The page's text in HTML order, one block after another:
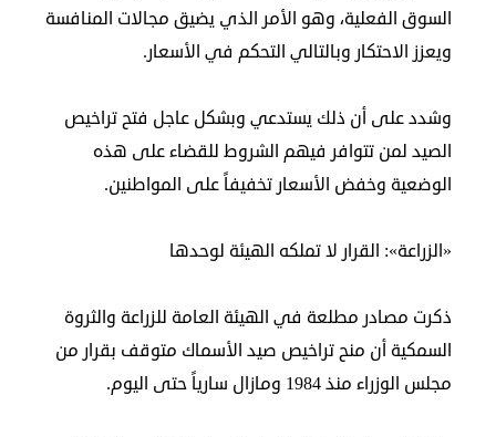
السوق الفعلية، وهو الأمر الذي يضيق مجالات المنافسة
ويعزز الاحتكار وبالتالي التحكم في الأسعار.
وشدد على أن ذلك يستدعي وبشكل عاجل فتح تراخيص
الصيد لمن تتوافر فيهم الشروط للقضاء على هذه
الوضعية وخفض الأسعار تخفيفاً على المواطنين.
«الزراعة»: القرار لا تملكه الهيئة لوحدها
ذكرت مصادر مطلعة في الهيئة العامة للزراعة والثروة
السمكية أن منح تراخيص صيد الأسماك متوقف بقرار من
مجلس الوزراء منذ 1984 ومازال سارياً حتى اليوم.